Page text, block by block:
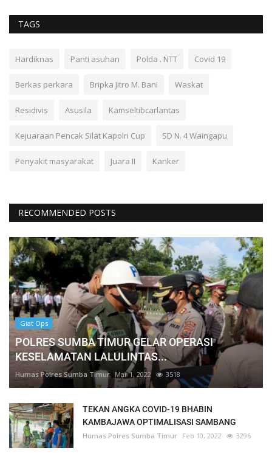
TAGS
Hardiknas Panti asuhan Polda . NTT Covid 19
Berkas perkara Bripka Jitro M. Bani Waskat
Residivis Asusila Kamseltibcarlantas
Kejuaraan Pencak Silat Kapolri Cup SD N. 4 Waingapu
Penyakit masyarakat Juara II Kanker
RECOMMENDED POSTS
Giat Ops
POLRES SUMBA TIMUR GELAR OPERASI
KESELAMATAN LALULINTAS...
Humas Polres Sumba Timur Mar 1, 2022 3518
TEKAN ANGKA COVID-19 BHABIN
KAMBAJAWA OPTIMALISASI SAMBANG
Humas Polres Sumba Timur Feb 10, 2022 3296